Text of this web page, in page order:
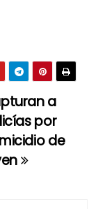
a
por
de